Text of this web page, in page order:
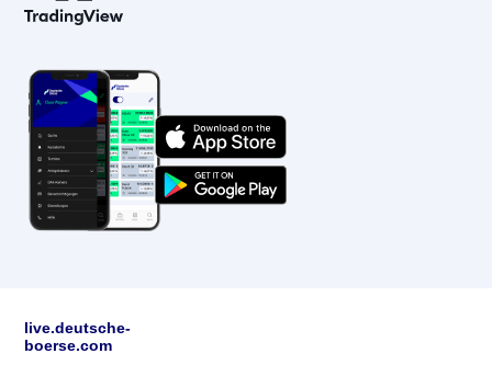
live.deutsche-
boerse.com